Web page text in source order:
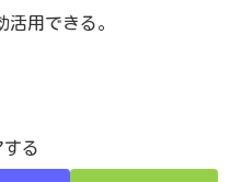
用できる。
する